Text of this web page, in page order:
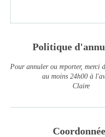
Politique
Pour annuler ou reporter, merci
au moins 24h00 à
Claire